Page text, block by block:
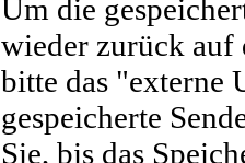
Um die
wieder zurück auf
bitte das "externe
gespeicherte
Sie, bis das